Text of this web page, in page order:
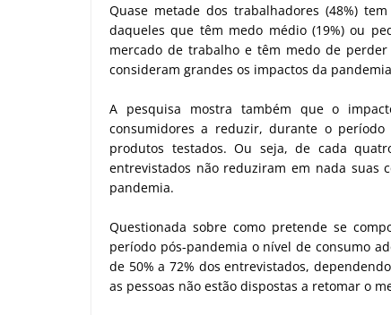
Quase metade dos trabalhadores (48%)
daqueles que têm medo médio (19%) ou
mercado de trabalho e têm medo de
consideram grandes os impactos da
A pesquisa mostra também que o
consumidores a reduzir, durante o
produtos testados. Ou seja, de cada
entrevistados não reduziram em nada suas
pandemia.
Questionada sobre como pretende se
período pós-pandemia o nível de consumo
de 50% a 72% dos entrevistados,
as pessoas não estão dispostas a retomar o